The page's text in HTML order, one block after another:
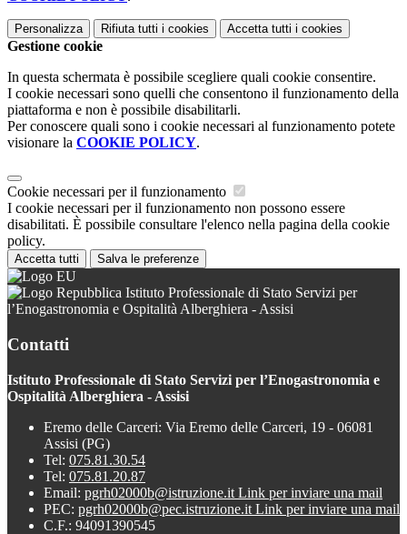
Personalizza Rifiuta tutti i cookies Accetta tutti i cookies
Gestione cookie
In questa schermata è possibile scegliere quali cookie consentire.
I cookie necessari sono quelli che consentono il funzionamento della
piattaforma e non è possibile disabilitarli.
Per conoscere quali sono i cookie necessari al funzionamento potete
visionare la COOKIE POLICY.
Cookie necessari per il funzionamento
I cookie necessari per il funzionamento non possono essere
disabilitati. È possibile consultare l'elenco nella pagina della cookie
policy.
Accetta tutti Salva le preferenze
Istituto Professionale di Stato Servizi per
l’Enogastronomia e Ospitalità Alberghiera - Assisi
Contatti
Istituto Professionale di Stato Servizi per l’Enogastronomia e
Ospitalità Alberghiera - Assisi
Eremo delle Carceri: Via Eremo delle Carceri, 19 - 06081
Assisi (PG)
Tel: 075.81.30.54
Tel: 075.81.20.87
Email: pgrh02000b@istruzione.it Link per inviare una mail
PEC: pgrh02000b@pec.istruzione.it Link per inviare una mail
C.F.: 94091390545